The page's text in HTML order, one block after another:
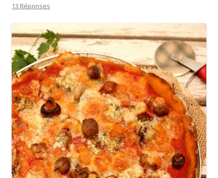
13 Réponses